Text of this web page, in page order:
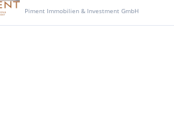
Piment Immobilien & Investment GmbH